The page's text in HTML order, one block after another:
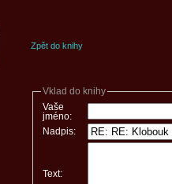
Zpět do knihy
Vklad do knihy
Vaše
jméno:
Nadpis:
Text: